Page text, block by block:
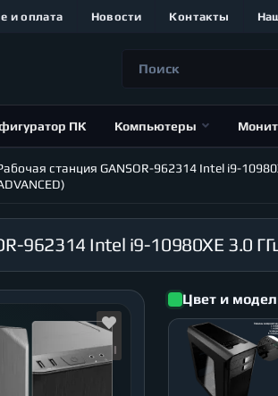
и оплата Новости Контакты
ПК Компьютеры
станция GANSOR-962314 Intel i9-
Цвет и